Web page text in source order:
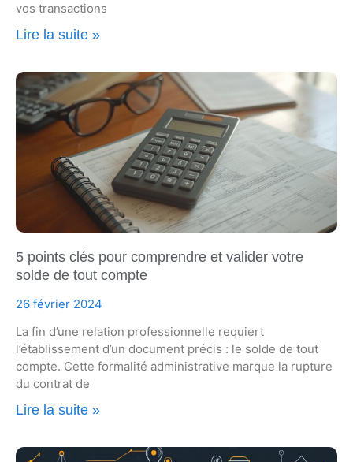
vos transactions
Lire la suite »
5 points clés pour comprendre et valider votre
solde de tout compte
26 février 2024
La fin d’une relation professionnelle requiert
l’établissement d’un document précis : le solde de tout
compte. Cette formalité administrative marque la rupture
du contrat de
Lire la suite »